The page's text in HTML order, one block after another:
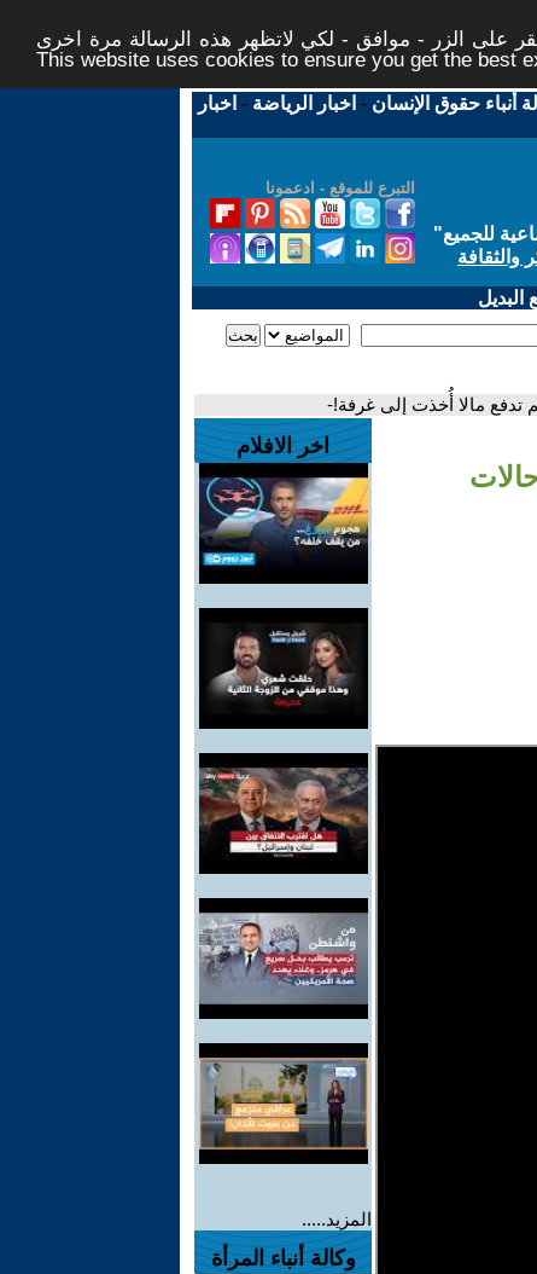
على الزر - موافق - لكي لاتظهر هذه الرسالة مرة اخرى -
This website uses cookies to ensure you get the best
أنباء حقوق الإنسان - اخبار الرياضة - اخبار
التبرع للموقع - ادعمونا
للجميع"
والثقافة
البديل
مالا أُخذت إلى غرفة!-
اخر الافلام
المزيد.....
وكالة أنباء المرأة